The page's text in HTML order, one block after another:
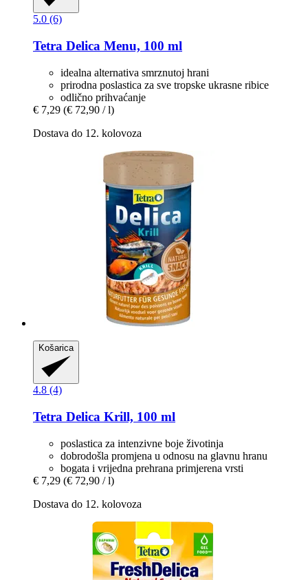
5.0 (6)
Tetra Delica Menu, 100 ml
idealna alternativa smrznutoj hrani
prirodna poslastica za sve tropske ukrasne ribice
odlično prihvaćanje
€ 7,29 (€ 72,90 / l)
Dostava do 12. kolovoza
Košarica
4.8 (4)
Tetra Delica Krill, 100 ml
poslastica za intenzivne boje životinja
dobrodošla promjena u odnosu na glavnu hranu
bogata i vrijedna prehrana primjerena vrsti
€ 7,29 (€ 72,90 / l)
Dostava do 12. kolovoza